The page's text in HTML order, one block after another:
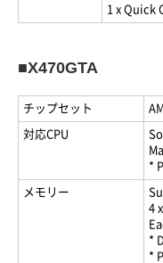
1 x Quick
■X470GTA
チップセット
対応CPU
*
メモリー
4
*
*